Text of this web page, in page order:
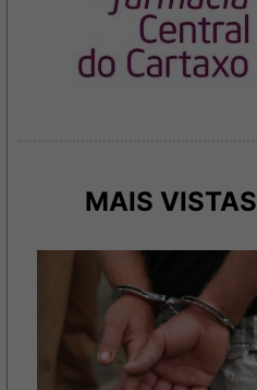
MAIS VISTAS